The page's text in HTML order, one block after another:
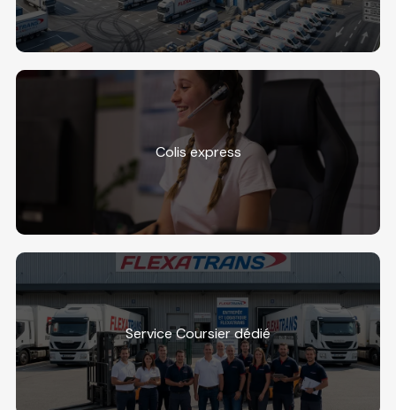
Colis express
Service Coursier dédié